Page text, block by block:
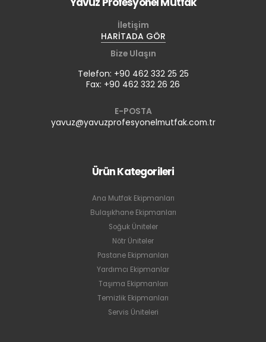
İletişim
HARİTADA GÖR
Bize Ulaşın
Telefon: +90 462 332 25 25
Fax: +90 462 332 26 26
E-POSTA
yavuz@yavuzprofesyonelmutfak.com.tr
Ürün Kategorileri
Ana Mutfak Ekipmanları
Bulaşıkhane Ekipmanları
Soğuk Üniteler
Nötr Üniteler
Pastane Ekipmanları
Yardımcı Ekipmanlar
Taşıma Ekipmanları
Temizlik Ekipmanları
Servis Üniteleri